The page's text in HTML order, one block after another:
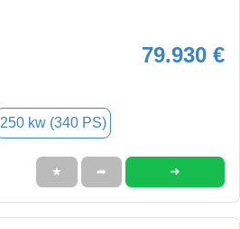
79.930 €
250 kw (340 PS)
★ ➦ ➜